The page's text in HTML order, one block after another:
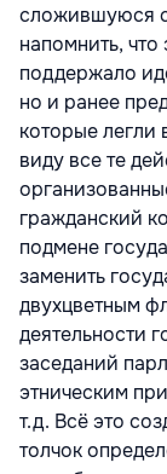
сложившуюся
напомнить,
поддержало
но и ранее
которые
виду все те
гражданский
подмене
заменить
двухцветным
деятельности
заседаний
этническим
т.д. Всё это
толчок